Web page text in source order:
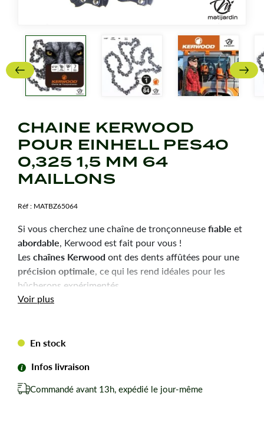
CHAINE KERWOOD
POUR EINHELL PES40
0,325 1,5 MM 64
MAILLONS
Réf : MATBZ65064
Si vous cherchez une chaîne de tronçonneusefiable et
abordable, Kerwood est fait pour vous !
Leschaînes Kerwoodont des dents affûtées pour une
précision optimale, ce qui les rend idéales pour les
bûcherons expérimentés.
Durabilité
Chaîne tronçonneuse Kerwood pour amateurs avertis
du bûcheronnage.
Pour EINHELL PES40.
Voir plus
En stock
Infos livraison
Commandé avant 13h, expédié le jour-même